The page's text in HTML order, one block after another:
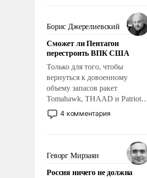
мужественным и твердым под
ударами судьбы, брать на себя
ответственность, помогать
слабым, идти вперед и
адаптироваться.
Борис Джерелиевский
Сможет ли Пентагон
перестроить ВПК США
Только для того, чтобы
вернуться к довоенному
объему запасов ракет
Tomahawk, THAAD и Patriot
США потребуется более трех
лет. Даже небольшая война с
Сложившаяся ситуация
означает многолетний период
уязвимости США, например,
4 комментария
Геворг Мирзаян
Россия ничего не должна